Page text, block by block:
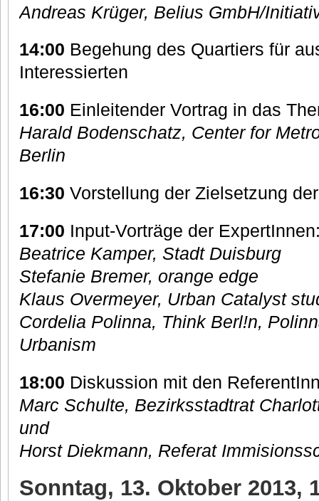
Andreas Krüger, Belius GmbH/
14:00 Begehung des Quartiers für
Interessierten
16:00 Einleitender Vortrag in das
Harald Bodenschatz, Center for
Berlin
16:30 Vorstellung der Zielsetzung
17:00 Input-Vorträge der
Beatrice Kamper, Stadt Duisburg
Stefanie Bremer, orange edge
Klaus Overmeyer, Urban Catalyst
Cordelia Polinna, Think Berl!n,
Urbanism
18:00 Diskussion mit den
Marc Schulte, Bezirksstadtrat
und
Horst Diekmann, Referat
Sonntag, 13. Oktober 2013,